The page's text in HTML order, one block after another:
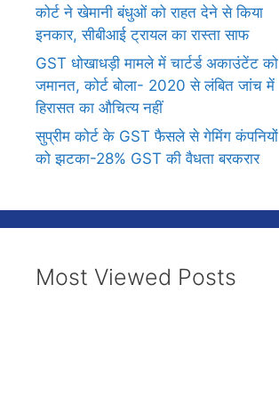
कोर्ट ने खेमानी बंधुओं को राहत देने से किया
इनकार, सीबीआई ट्रायल का रास्ता साफ
GST धोखाधड़ी मामले में चार्टर्ड अकाउंटेंट को
जमानत, कोर्ट बोला- 2020 से लंबित जांच में
हिरासत का औचित्य नहीं
सुप्रीम कोर्ट के GST फैसले से गेमिंग कंपनियों
को झटका-28% GST की वैधता बरकरार
Most Viewed Posts